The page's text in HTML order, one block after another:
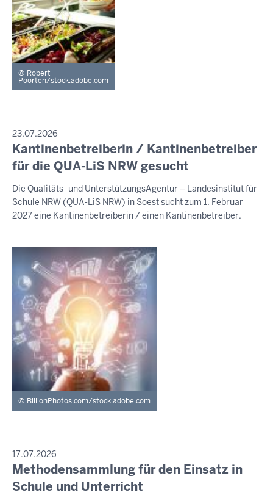
Robert
Poorten/stock.adobe.com
PRESSEMITTEILUNG
23.07.2026
Sonntag,
9.
2026
-
Kantinenbetreiberin / Kantinenbetreiber
für die QUA-LiS NRW gesucht
Die Qualitäts- und UnterstützungsAgentur – Landesinstitut für
Schule NRW (QUA-LiS NRW) in Soest sucht zum 1. Februar
2027 eine Kantinenbetreiberin / einen Kantinenbetreiber.
BillionPhotos.com/stock.adobe.com
PRESSEMITTEILUNG
17.07.2026
Sonntag,
9.
Methodensammlung für den Einsatz in
Schule und Unterricht